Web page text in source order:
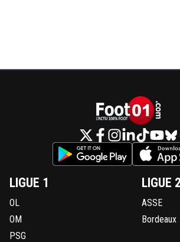
LIGUE 1
OL
OM
PSG
LIGUE 2
ASSE
Bordeaux